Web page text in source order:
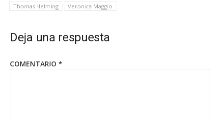
Thomas Helming
Veronica Maggio
Deja una respuesta
COMENTARIO *